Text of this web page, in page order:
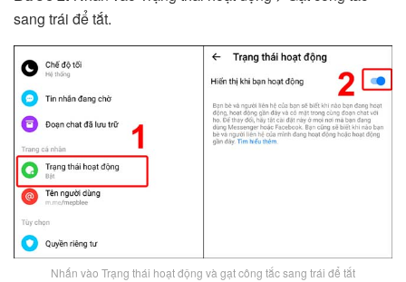
sang trái để tắt.
Nhấn vào Trạng thái hoạt động và gạt công tắc sang trái để tắt